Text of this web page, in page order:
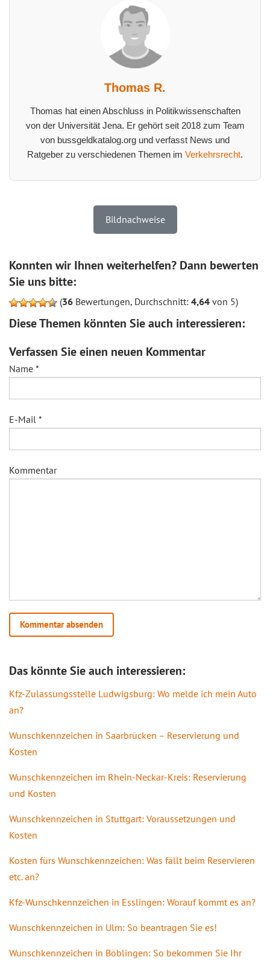
Thomas R.
Thomas hat einen Abschluss in Politikwissenschaften
von der Universität Jena. Er gehört seit 2018 zum Team
von bussgeldkatalog.org und verfasst News und
Ratgeber zu verschiedenen Themen im Verkehrsrecht.
Bildnachweise
Konnten wir Ihnen weiterhelfen? Dann bewerten
Sie uns bitte:
(36 Bewertungen, Durchschnitt: 4,64 von 5)
Diese Themen könnten Sie auch interessieren:
Verfassen Sie einen neuen Kommentar
Name *
E-Mail *
Kommentar
Das könnte Sie auch interessieren:
Kfz-Zulassungsstelle Ludwigsburg: Wo melde ich mein Auto
an?
Wunschkennzeichen in Saarbrücken – Reservierung und
Kosten
Wunschkennzeichen im Rhein-Neckar-Kreis: Reservierung
und Kosten
Wunschkennzeichen in Stuttgart: Voraussetzungen und
Kosten
Kosten fürs Wunschkennzeichen: Was fällt beim Reservieren
etc. an?
Kfz-Wunschkennzeichen in Esslingen: Worauf kommt es an?
Wunschkennzeichen in Ulm: So beantragen Sie es!
Wunschkennzeichen in Böblingen: So bekommen Sie Ihr